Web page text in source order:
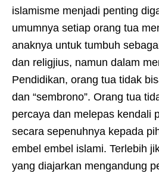
islamisme menjadi penting
umumnya setiap orang tua
anaknya untuk tumbuh
dan religjius, namun dalam
Pendidikan, orang tua tidak
dan “sembrono”. Orang tua
percaya dan melepas kendali
secara sepenuhnya kepada
embel embel islami. Terlebih
yang diajarkan mengandung